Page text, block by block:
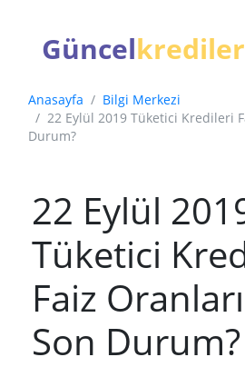
Güncelkrediler
Anasayfa
Bilgi Merkezi
22 Eylül 2019 Tüketici Kredileri
Durum?
22 Eylül
Tüketici
Faiz
Son Durum?